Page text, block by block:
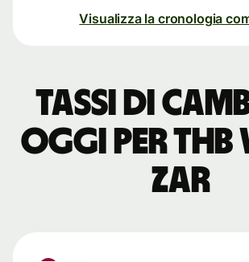
Visualizza la cronologia
Tassi di
oggi per THB
ZAR